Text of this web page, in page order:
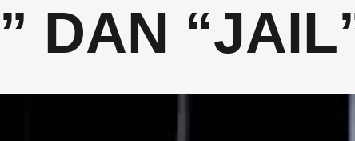
DAN